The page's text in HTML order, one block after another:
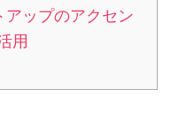
アップのアクセン
用